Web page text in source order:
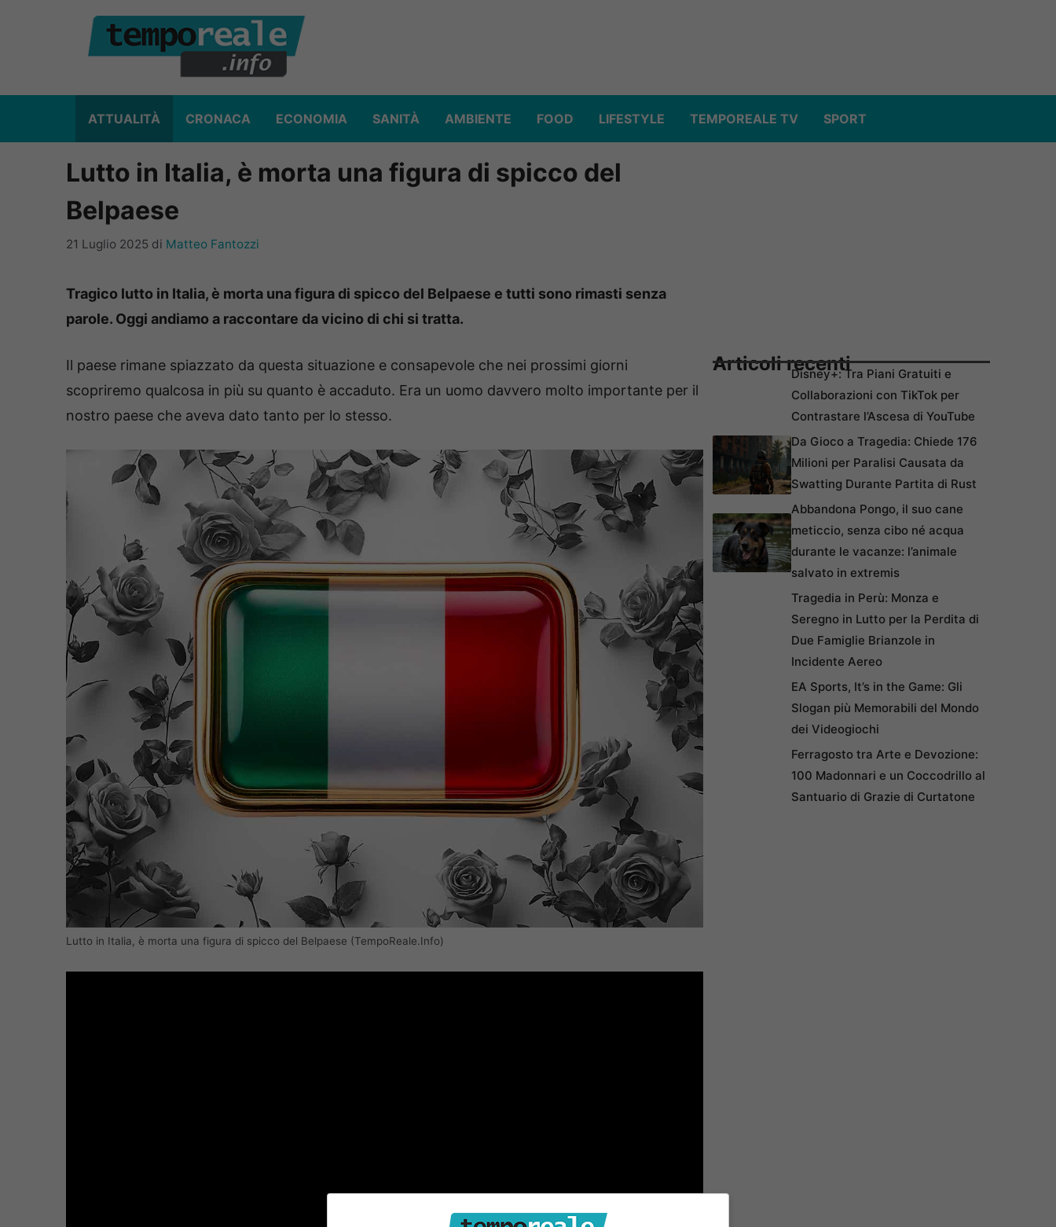
ATTUALITÀ CRONACA ECONOMIA SANITÀ AMBIENTE FOOD LIFESTYLE TEMPOREALE TV SPORT
Lutto in Italia, è morta una figura di spicco del
Belpaese
21 Luglio 2025 di Matteo Fantozzi
Tragico lutto in Italia, è morta una figura di spicco del Belpaese e tutti sono rimasti senza
parole. Oggi andiamo a raccontare da vicino di chi si tratta.
Il paese rimane spiazzato da questa situazione e consapevole che nei prossimi giorni
scopriremo qualcosa in più su quanto è accaduto. Era un uomo davvero molto importante per il
nostro paese che aveva dato tanto per lo stesso.
Lutto in Italia, è morta una figura di spicco del Belpaese (TempoReale.Info)
Articoli recentiDisney+: Tra Piani Gratuiti e
Collaborazioni con TikTok per
Contrastare l’Ascesa di YouTube
Da Gioco a Tragedia: Chiede 176
Milioni per Paralisi Causata da
Swatting Durante Partita di Rust
Abbandona Pongo, il suo cane
meticcio, senza cibo né acqua
durante le vacanze: l’animale
salvato in extremis
Tragedia in Perù: Monza e
Seregno in Lutto per la Perdita di
Due Famiglie Brianzole in
Incidente Aereo
EA Sports, It’s in the Game: Gli
Slogan più Memorabili del Mondo
dei Videogiochi
Ferragosto tra Arte e Devozione:
100 Madonnari e un Coccodrillo al
Santuario di Grazie di Curtatone